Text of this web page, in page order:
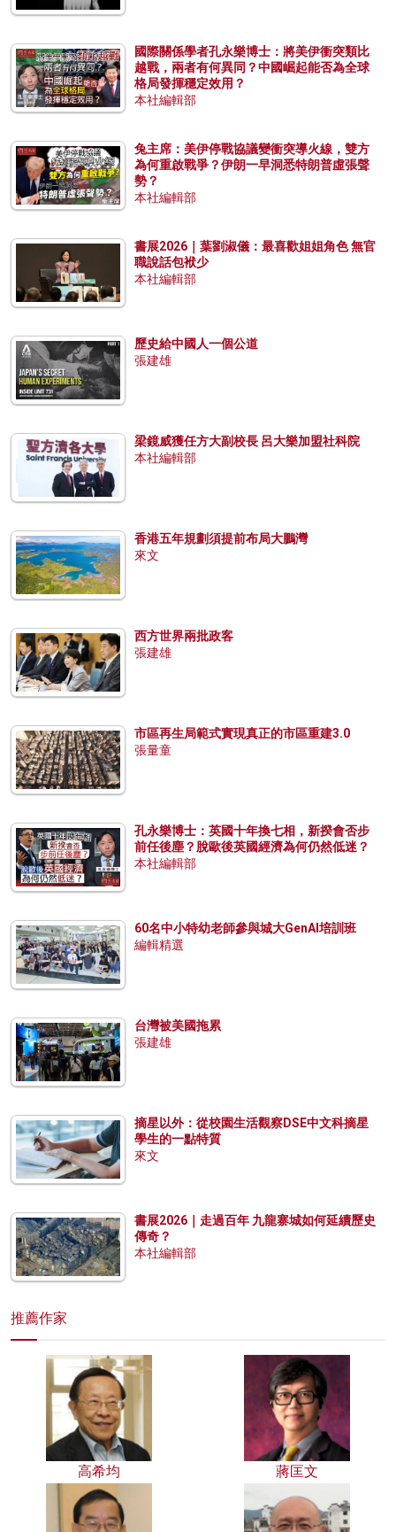
國際關係學者孔永樂博士：將美伊衝突類比
越戰，兩者有何異同？中國崛起能否為全球
格局發揮穩定效用？
本社編輯部
兔主席：美伊停戰協議變衝突導火線，雙方
為何重啟戰爭？伊朗一早洞悉特朗普虛張聲
勢？
本社編輯部
書展2026｜葉劉淑儀：最喜歡姐姐角色 無官
職說話包袱少
本社編輯部
歷史給中國人一個公道
張建雄
梁鏡威獲任方大副校長 呂大樂加盟社科院
本社編輯部
香港五年規劃須提前布局大鵬灣
來文
西方世界兩批政客
張建雄
市區再生局範式實現真正的市區重建3.0
張量童
孔永樂博士：英國十年換七相，新揆會否步
前任後塵？脫歐後英國經濟為何仍然低迷？
本社編輯部
60名中小特幼老師參與城大GenAI培訓班
編輯精選
台灣被美國拖累
張建雄
摘星以外：從校園生活觀察DSE中文科摘星
學生的一點特質
來文
書展2026｜走過百年 九龍寨城如何延續歷史
傳奇？
本社編輯部
推薦作家
高希均 蔣匡文